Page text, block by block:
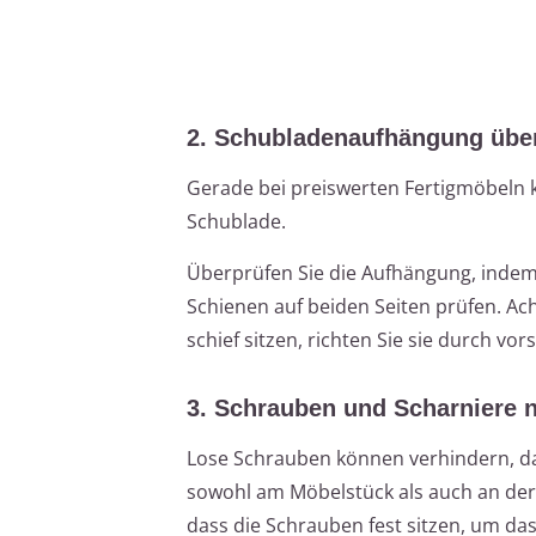
2. Schubladenaufhängung
Gerade bei preiswerten
Schublade.
Überprüfen Sie die Aufhängung,
Schienen auf beiden Seiten prüfen.
schief sitzen, richten Sie sie durch
3. Schrauben und Scharniere
Lose Schrauben können verhindern,
sowohl am Möbelstück als auch an
dass die Schrauben fest sitzen, um